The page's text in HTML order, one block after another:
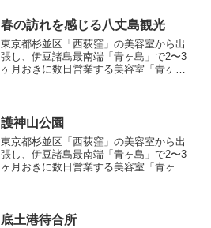
春の訪れを感じる八丈島観光
東京都杉並区「西荻窪」の美容室から出
張し、伊豆諸島最南端「青ヶ島」で2〜3
ヶ月おきに数日営業する美容室「青ヶ島
護神山公園
東京都杉並区「西荻窪」の美容室から出
張し、伊豆諸島最南端「青ヶ島」で2〜3
ヶ月おきに数日営業する美容室「青ヶ島
底土港待合所